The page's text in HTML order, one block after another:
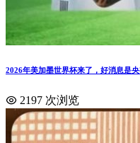
2026年美加墨世界杯来了，好消息是
2197 次浏览